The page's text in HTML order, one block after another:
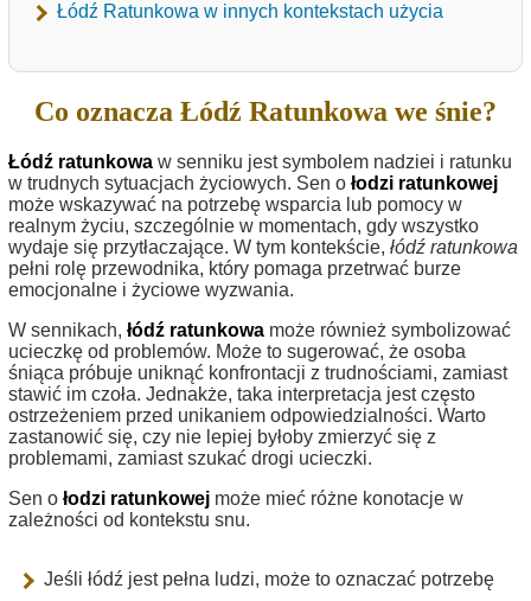
Łódź Ratunkowa w innych kontekstach użycia
Co oznacza Łódź Ratunkowa we śnie?
Łódź ratunkowa w senniku jest symbolem nadziei i ratunku
w trudnych sytuacjach życiowych. Sen o łodzi ratunkowej
może wskazywać na potrzebę wsparcia lub pomocy w
realnym życiu, szczególnie w momentach, gdy wszystko
wydaje się przytłaczające. W tym kontekście, łódź ratunkowa
pełni rolę przewodnika, który pomaga przetrwać burze
emocjonalne i życiowe wyzwania.
W sennikach, łódź ratunkowa może również symbolizować
ucieczkę od problemów. Może to sugerować, że osoba
śniąca próbuje uniknąć konfrontacji z trudnościami, zamiast
stawić im czoła. Jednakże, taka interpretacja jest często
ostrzeżeniem przed unikaniem odpowiedzialności. Warto
zastanowić się, czy nie lepiej byłoby zmierzyć się z
problemami, zamiast szukać drogi ucieczki.
Sen o łodzi ratunkowej może mieć różne konotacje w
zależności od kontekstu snu.
Jeśli łódź jest pełna ludzi, może to oznaczać potrzebę